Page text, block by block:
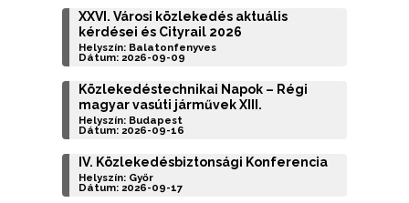
XXVI. Városi közlekedés aktuális
kérdései és Cityrail 2026
Helyszín: Balatonfenyves
Dátum: 2026-09-09
Közlekedéstechnikai Napok – Régi
magyar vasúti járművek XIII.
Helyszín: Budapest
Dátum: 2026-09-16
IV. Közlekedésbiztonsági Konferencia
Helyszín: Győr
Dátum: 2026-09-17